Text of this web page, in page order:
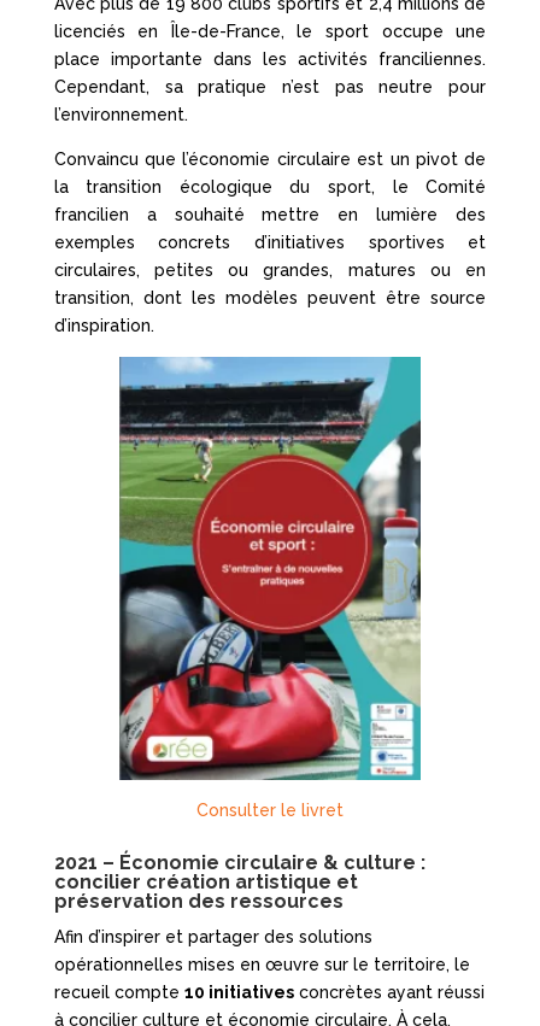
Avec plus de 19 800 clubs sportifs et 2,4 millions de
licenciés en Île-de-France, le sport occupe une
place importante dans les activités franciliennes.
Cependant, sa pratique n’est pas neutre pour
l’environnement.
Convaincu que l’économie circulaire est un pivot de
la transition écologique du sport, le Comité
francilien a souhaité mettre en lumière des
exemples concrets d’initiatives sportives et
circulaires, petites ou grandes, matures ou en
transition, dont les modèles peuvent être source
d’inspiration.
Consulter le livret
2021 – Économie circulaire & culture :
concilier création artistique et
préservation des ressources
Afin d’inspirer et partager des solutions
opérationnelles mises en œuvre sur le territoire, le
recueil compte 10 initiativesconcrètes ayant réussi
à concilier culture et économie circulaire. À cela,